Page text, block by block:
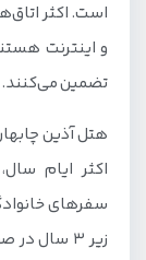
است. اکثر
و اینترنت
تضمین می‌کنند.
هتل آذین
اکثر ایام
سفرهای
زیر 3